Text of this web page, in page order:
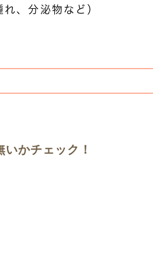
、分泌物など）
かチェック！